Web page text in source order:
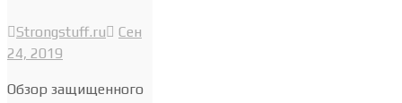
Strongstuff.ru
Сен
24, 2019
Обзор защищенного